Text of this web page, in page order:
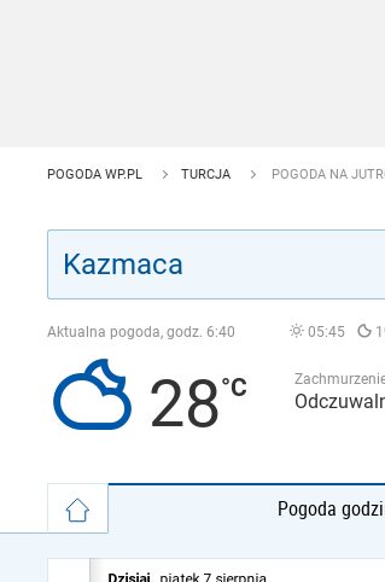
POGODA WP.PL TURCJA POGODA NA
Aktualna pogoda, godz. 6:40 05:45
28
Pogoda